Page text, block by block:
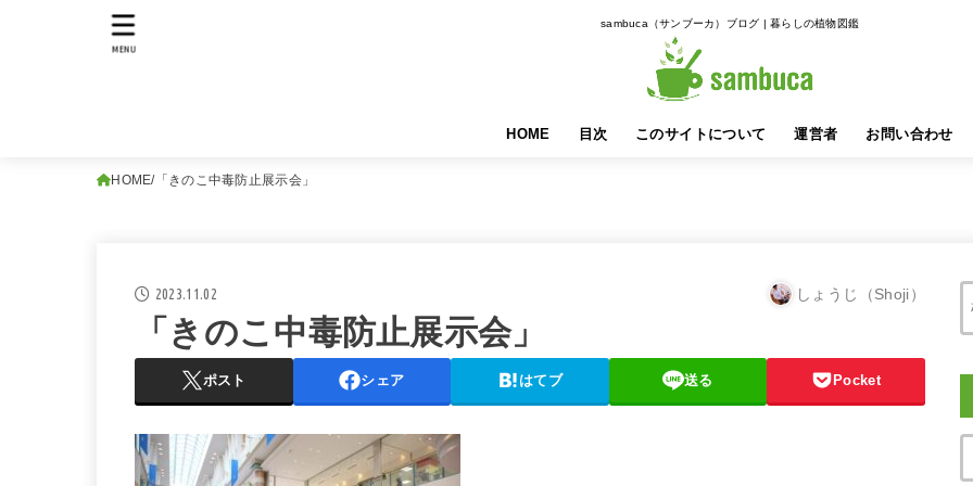
sambuca（サンブーカ）ブログ | 暮らしの植物図鑑
HOME 目次 このサイトについて 運営者 お問い合わせ
MENU
HOME 「きのこ中毒防止展示会」
2023.11.02 しょうじ（Shoji）
「きのこ中毒防止展示会」
ポスト シェア はてブ 送る Pocket